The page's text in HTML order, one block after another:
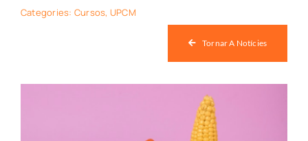
Categories: Cursos, UPCM
Tornar A Notícies